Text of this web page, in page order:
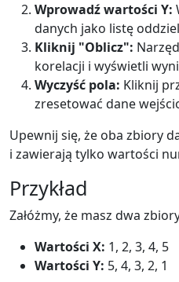
Wprowadź wartości Y:
danych jako listę
Kliknij "Oblicz":
korelacji i wyświetli
Wyczyść pola: Kliknij
zresetować dane
Upewnij się, że oba zbiory
i zawierają tylko wartości
Przykład
Załóżmy, że masz dwa
Wartości X: 1, 2, 3, 4, 5
Wartości Y: 5, 4, 3, 2, 1